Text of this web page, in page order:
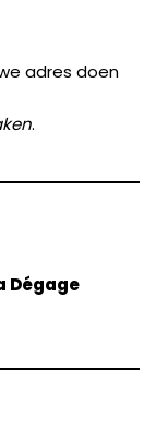
adres doen
.
Dégage